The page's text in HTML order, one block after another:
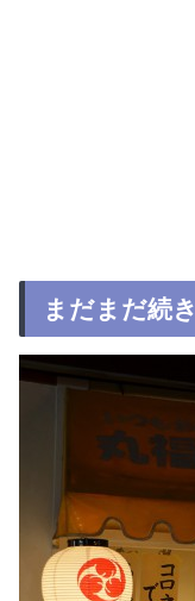
まだまだ続